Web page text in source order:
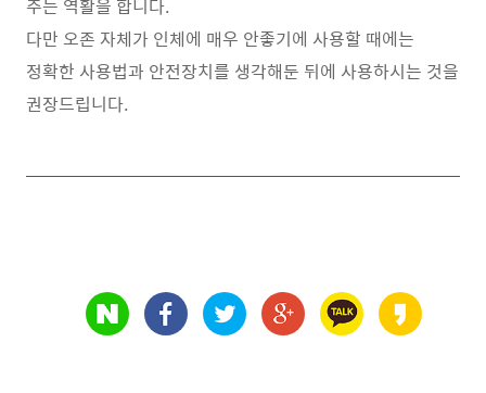
주는 역활을 합니다.
다만 오존 자체가 인체에 매우 안좋기에 사용할 때에는
정확한 사용법과 안전장치를 생각해둔 뒤에 사용하시는 것을
권장드립니다.